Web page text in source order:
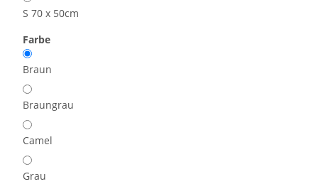
S 70 x 50cm
Farbe
Braun
Braungrau
Camel
Grau